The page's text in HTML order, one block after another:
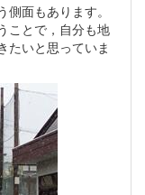
面もあります。
ことで，自分も地
たいと思っていま